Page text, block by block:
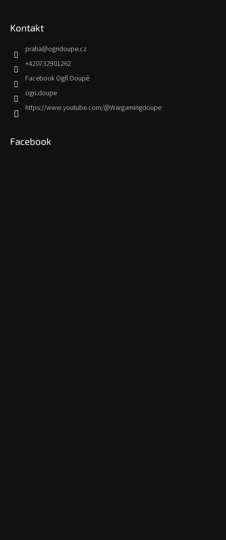
Kontakt
praha@ogridoupe.cz
+420732901262
Facebook Ogří Doupě
ogri.doupe
https://www.youtube.com/@Wargamingdoupe
Facebook